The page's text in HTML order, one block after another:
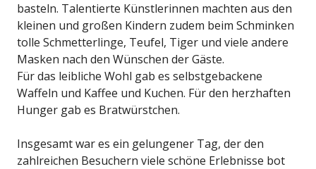
basteln. Talentierte Künstlerinnen machten aus den
kleinen und großen Kindern zudem beim Schminken
tolle Schmetterlinge, Teufel, Tiger und viele andere
Masken nach den Wünschen der Gäste.
Für das leibliche Wohl gab es selbstgebackene
Waffeln und Kaffee und Kuchen. Für den herzhaften
Hunger gab es Bratwürstchen.
Insgesamt war es ein gelungener Tag, der den
zahlreichen Besuchern viele schöne Erlebnisse bot